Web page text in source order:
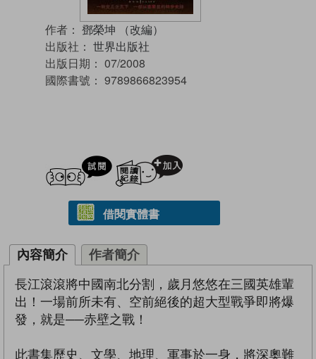
作者： 鄧榮坤 （改編）
出版社： 世界出版社
出版日期： 07/2008
國際書號： 9789866823954
試閲
借閱實體書
內容簡介 作者簡介
長江滾滾將中國南北分割，歲月悠悠在三國英雄輩
出！一場前所未有、空前絕後的超大型戰爭即將爆
發，就是──赤壁之戰！
此書集歷史、文學、地理、軍事於一身，將深奧難